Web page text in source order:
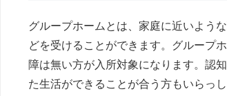
グループホームとは、家庭に近いよう
どを受けることができます。グループ
障は無い方が入所対象になります。認
た生活ができることが合う方もいらっ